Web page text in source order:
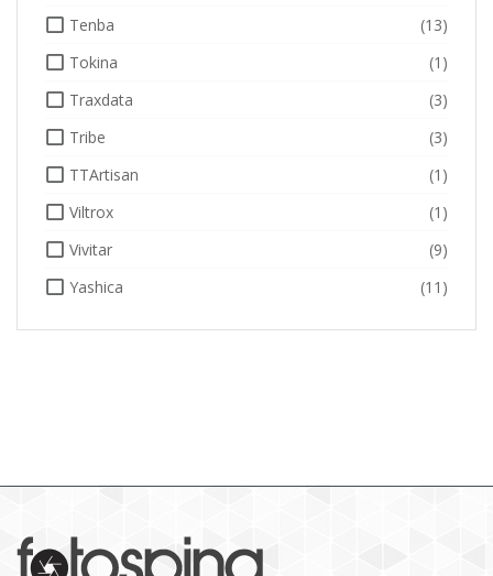
Tenba
(13)
Tokina
(1)
Traxdata
(3)
Tribe
(3)
TTArtisan
(1)
Viltrox
(1)
Vivitar
(9)
Yashica
(11)